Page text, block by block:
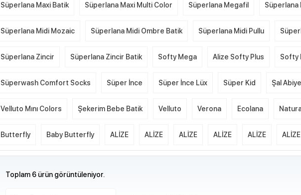
Süperlana Maxi Batik Süperlana Maxi Multi Color Süperlana Megafil Süperlana
Süperlana Midi Mozaic Süperlana Midi Ombre Batik Süperlana Midi Pullu
Süperlana Zincir Süperlana Zincir Batik Softy Mega Alize Softy Plus Softy
Süperwash Comfort Socks Süper İnce Süper İnce Lüx Süper Kid Şal Abiye
Velluto Mını Colors Şekerim Bebe Batik Velluto Verona Ecolana
Butterfly Baby Butterfly ALİZE ALİZE ALİZE ALİZE ALİZE ALİZE
Toplam 6 ürün görüntüleniyor.